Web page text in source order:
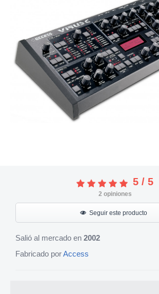
5 / 5
2 opiniones
Seguir este producto
Salió al mercado en 2002
Fabricado porAccess